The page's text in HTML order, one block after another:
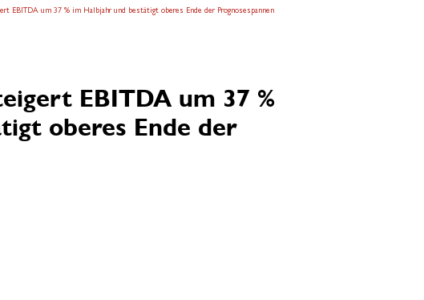
EBITDA um 37 % im Halbjahr und bestätigt oberes Ende der Prognosespannen
EBITDA um 37 %
oberes Ende der